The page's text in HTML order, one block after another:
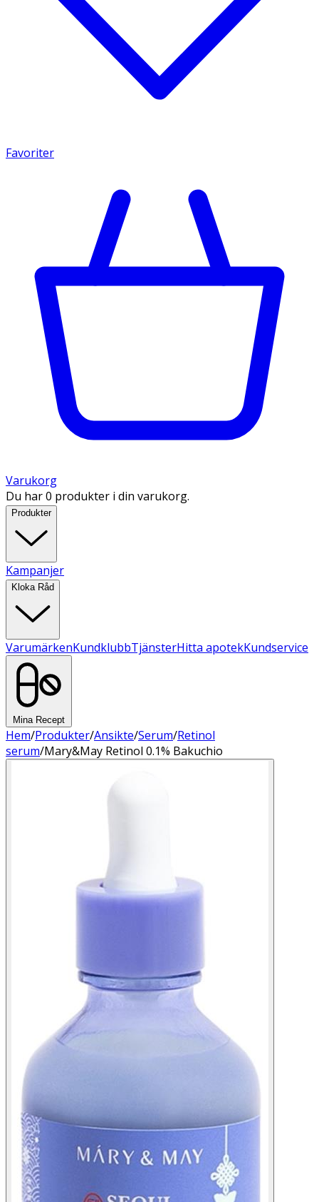
Favoriter
Varukorg
Du har 0 produkter i din varukorg.
Produkter
Kampanjer
Kloka Råd
VarumärkenKundklubbTjänsterHitta apotekKundservice
Mina Recept
Hem/Produkter/Ansikte/Serum/Retinol
serum/Mary&May Retinol 0.1% Bakuchio